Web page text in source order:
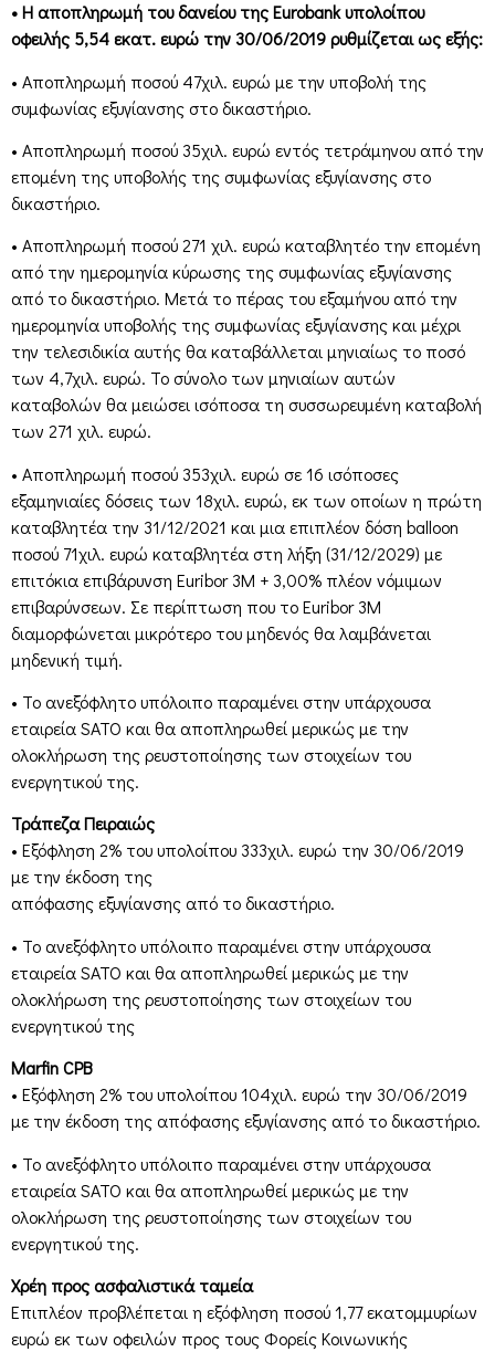
• Η αποπληρωμή του δανείου της Eurobank υπολοίπου
οφειλής 5,54 εκατ. ευρώ την 30/06/2019 ρυθμίζεται ως εξής:
• Αποπληρωμή ποσού 47χιλ. ευρώ με την υποβολή της
συμφωνίας εξυγίανσης στο δικαστήριο.
• Αποπληρωμή ποσού 35χιλ. ευρώ εντός τετράμηνου από την
επομένη της υποβολής της συμφωνίας εξυγίανσης στο
δικαστήριο.
• Αποπληρωμή ποσού 271 χιλ. ευρώ καταβλητέο την επομένη
από την ημερομηνία κύρωσης της συμφωνίας εξυγίανσης
από το δικαστήριο. Μετά το πέρας του εξαμήνου από την
ημερομηνία υποβολής της συμφωνίας εξυγίανσης και μέχρι
την τελεσιδικία αυτής θα καταβάλλεται μηνιαίως το ποσό
των 4,7χιλ. ευρώ. Το σύνολο των μηνιαίων αυτών
καταβολών θα μειώσει ισόποσα τη συσσωρευμένη καταβολή
των 271 χιλ. ευρώ.
• Αποπληρωμή ποσού 353χιλ. ευρώ σε 16 ισόποσες
εξαμηνιαίες δόσεις των 18χιλ. ευρώ, εκ των οποίων η πρώτη
καταβλητέα την 31/12/2021 και μια επιπλέον δόση balloon
ποσού 71χιλ. ευρώ καταβλητέα στη λήξη (31/12/2029) με
επιτόκια επιβάρυνση Euribor 3M + 3,00% πλέον νόμιμων
επιβαρύνσεων. Σε περίπτωση που το Euribor 3M
διαμορφώνεται μικρότερο του μηδενός θα λαμβάνεται
μηδενική τιμή.
• Το ανεξόφλητο υπόλοιπο παραμένει στην υπάρχουσα
εταιρεία SATO και θα αποπληρωθεί μερικώς με την
ολοκλήρωση της ρευστοποίησης των στοιχείων του
ενεργητικού της.
Τράπεζα Πειραιώς
• Εξόφληση 2% του υπολοίπου 333χιλ. ευρώ την 30/06/2019
με την έκδοση της
απόφασης εξυγίανσης από το δικαστήριο.
• Το ανεξόφλητο υπόλοιπο παραμένει στην υπάρχουσα
εταιρεία SATO και θα αποπληρωθεί μερικώς με την
ολοκλήρωση της ρευστοποίησης των στοιχείων του
ενεργητικού της
Marfin CPB
• Εξόφληση 2% του υπολοίπου 104χιλ. ευρώ την 30/06/2019
με την έκδοση της απόφασης εξυγίανσης από το δικαστήριο.
• Το ανεξόφλητο υπόλοιπο παραμένει στην υπάρχουσα
εταιρεία SATO και θα αποπληρωθεί μερικώς με την
ολοκλήρωση της ρευστοποίησης των στοιχείων του
ενεργητικού της.
Xρέη προς ασφαλιστικά ταμεία
Επιπλέον προβλέπεται η εξόφληση ποσού 1,77 εκατομμυρίων
ευρώ εκ των οφειλών προς τους Φορείς Κοινωνικής